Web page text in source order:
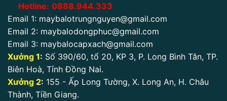
Hotline: 0888.944.333
Email 1: maybalotrungnguyen@gmail.com
Email 2: maybalodongphuc@gmail.com
Email 3: maybalocapxach@gmail.com
Xưởng 1: Số 390/60, tổ 20, KP 3, P. Long Bình Tân, TP.
Biên Hoà, Tỉnh Đồng Nai.
Xưởng 2: 155 - Ấp Long Tường, X. Long An, H. Châu
Thành, Tiền Giang.